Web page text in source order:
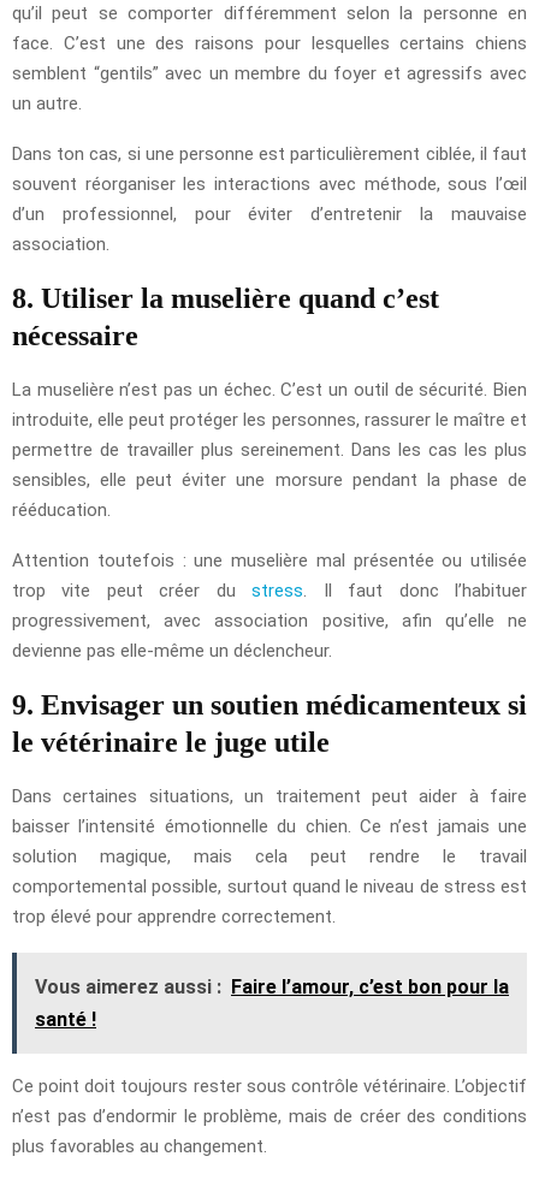
qu’il peut se comporter différemment selon la personne en
face. C’est une des raisons pour lesquelles certains chiens
semblent “gentils” avec un membre du foyer et agressifs avec
un autre.
Dans ton cas, si une personne est particulièrement ciblée, il faut
souvent réorganiser les interactions avec méthode, sous l’œil
d’un professionnel, pour éviter d’entretenir la mauvaise
association.
8. Utiliser la muselière quand c’est
nécessaire
La muselière n’est pas un échec. C’est un outil de sécurité. Bien
introduite, elle peut protéger les personnes, rassurer le maître et
permettre de travailler plus sereinement. Dans les cas les plus
sensibles, elle peut éviter une morsure pendant la phase de
rééducation.
Attention toutefois : une muselière mal présentée ou utilisée
trop vite peut créer dustress . Il faut donc l’habituer
progressivement, avec association positive, afin qu’elle ne
devienne pas elle-même un déclencheur.
9. Envisager un soutien médicamenteux si
le vétérinaire le juge utile
Dans certaines situations, un traitement peut aider à faire
baisser l’intensité émotionnelle du chien. Ce n’est jamais une
solution magique, mais cela peut rendre le travail
comportemental possible, surtout quand le niveau de stress est
trop élevé pour apprendre correctement.
Vous aimerez aussi : Faire l’amour, c’est bon pour la
santé !
Ce point doit toujours rester sous contrôle vétérinaire. L’objectif
n’est pas d’endormir le problème, mais de créer des conditions
plus favorables au changement.